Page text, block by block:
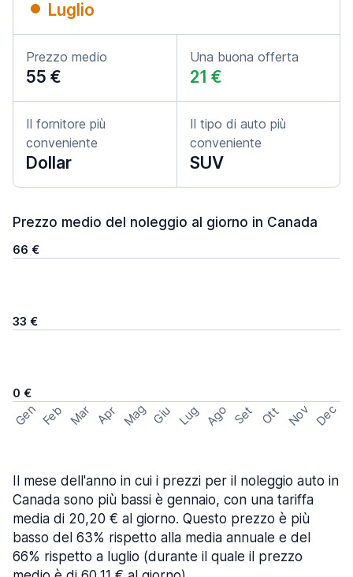
Luglio
Prezzo medio
55 €
Una buona offerta
21 €
Il fornitore più
conveniente
Dollar
Il tipo di auto più
conveniente
SUV
Prezzo medio del noleggio al giorno in Canada
66 €
33 €
0 €
Gen Feb Mar Apr Mag Giu Lug Ago Set Ott Nov Dec
Il mese dell'anno in cui i prezzi per il noleggio auto in
Canada sono più bassi è gennaio, con una tariffa
media di 20,20 € al giorno. Questo prezzo è più
basso del 63% rispetto alla media annuale e del
66% rispetto a luglio (durante il quale il prezzo